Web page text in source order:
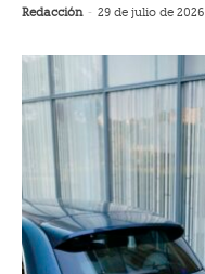
Redacción - 29 de julio de 2026